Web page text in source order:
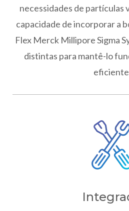
necessidades de partículas
capacidade de incorporar a
Flex Merck Millipore Sigma
distintas para mantê-lo